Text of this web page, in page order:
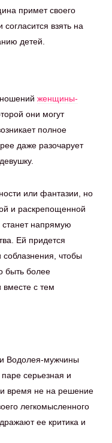
примет своего
взять на
детей.
женщины-
они могут
полное
даже разочарует
или фантазии, но
и раскрепощенной
напрямую
Ей придется
соблазнения, чтобы
быть более
с тем
Водолея-мужчины
серьезная и
и время не на решение
легкомысленного
ее критика и